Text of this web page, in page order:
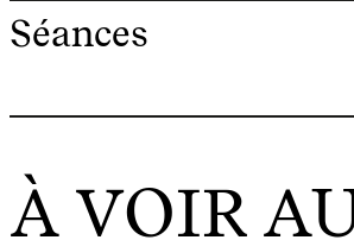
Séances
À VOIR